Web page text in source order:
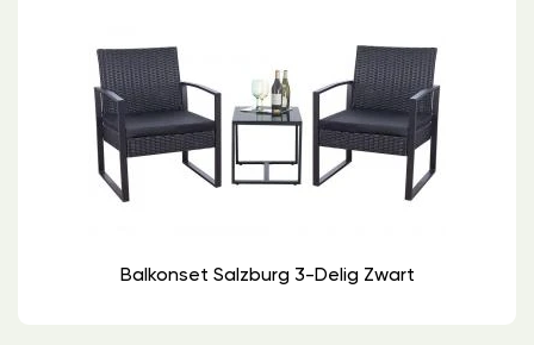
Balkonset Salzburg 3-Delig Zwart